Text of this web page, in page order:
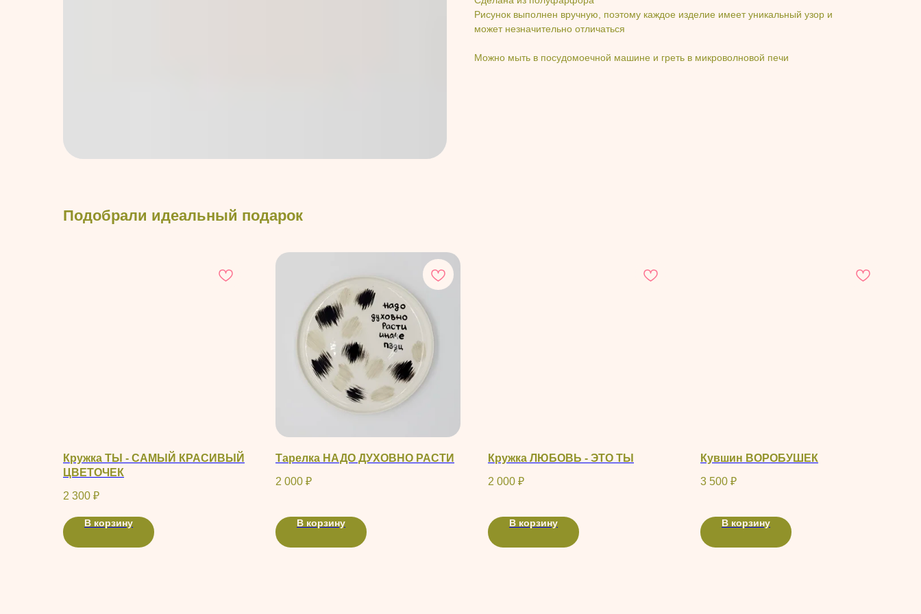
Рисунок выполнен вручную, поэтому каждое изделие имеет уникальный узор и
может незначительно отличаться
Можно мыть в посудомоечной машине и греть в микроволновой печи
Подобрали идеальный подарок
Кружка ТЫ - САМЫЙ КРАСИВЫЙ
ЦВЕТОЧЕК
2 300 ₽
В корзину
Тарелка НАДО ДУХОВНО РАСТИ
2 000 ₽
В корзину
Кружка ЛЮБОВЬ - ЭТО ТЫ
2 000 ₽
В корзину
Кувшин ВОРОБУШЕК
3 500 ₽
В корзину